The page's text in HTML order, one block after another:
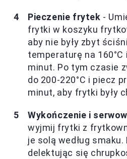
Pieczenie frytek -
frytki w koszyku
aby nie były zbyt
temperaturę na
minut. Po tym czasie
do 200-220°C i piecz
minut, aby frytki były
Wykończenie i
wyjmij frytki z
je solą według
delektując się